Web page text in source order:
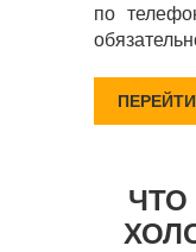
по
ЧТО